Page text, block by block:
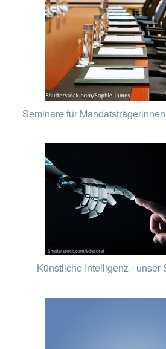
Seminare für
Künstliche Intelligenz - unser